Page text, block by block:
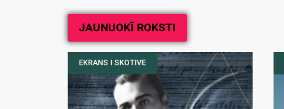
JAUNUOKĪ ROKSTI
EKRANS I SKOTIVE